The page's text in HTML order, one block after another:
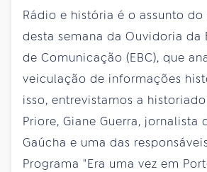
Rádio e história é o assunto do
desta semana da Ouvidoria da
de Comunicação (EBC), que
veiculação de informações
isso, entrevistamos a
Priore, Giane Guerra, jornalista
Gaúcha e uma das
Programa "Era uma vez em